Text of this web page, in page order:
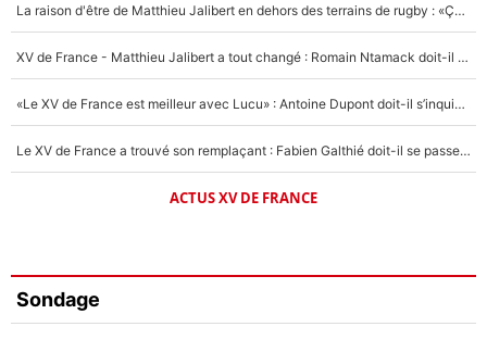
La raison d'être de Matthieu Jalibert en dehors des terrains de rugby : «Ça m'atteint autant que si tu touches à un membre de ma famille»
XV de France - Matthieu Jalibert a tout changé : Romain Ntamack doit-il s’inquiéter pour sa place à un an de la Coupe du monde ?
«Le XV de France est meilleur avec Lucu» : Antoine Dupont doit-il s’inquiéter pour sa place ?
Le XV de France a trouvé son remplaçant : Fabien Galthié doit-il se passer d'Antoine Dupont ?
ACTUS XV DE FRANCE
Sondage